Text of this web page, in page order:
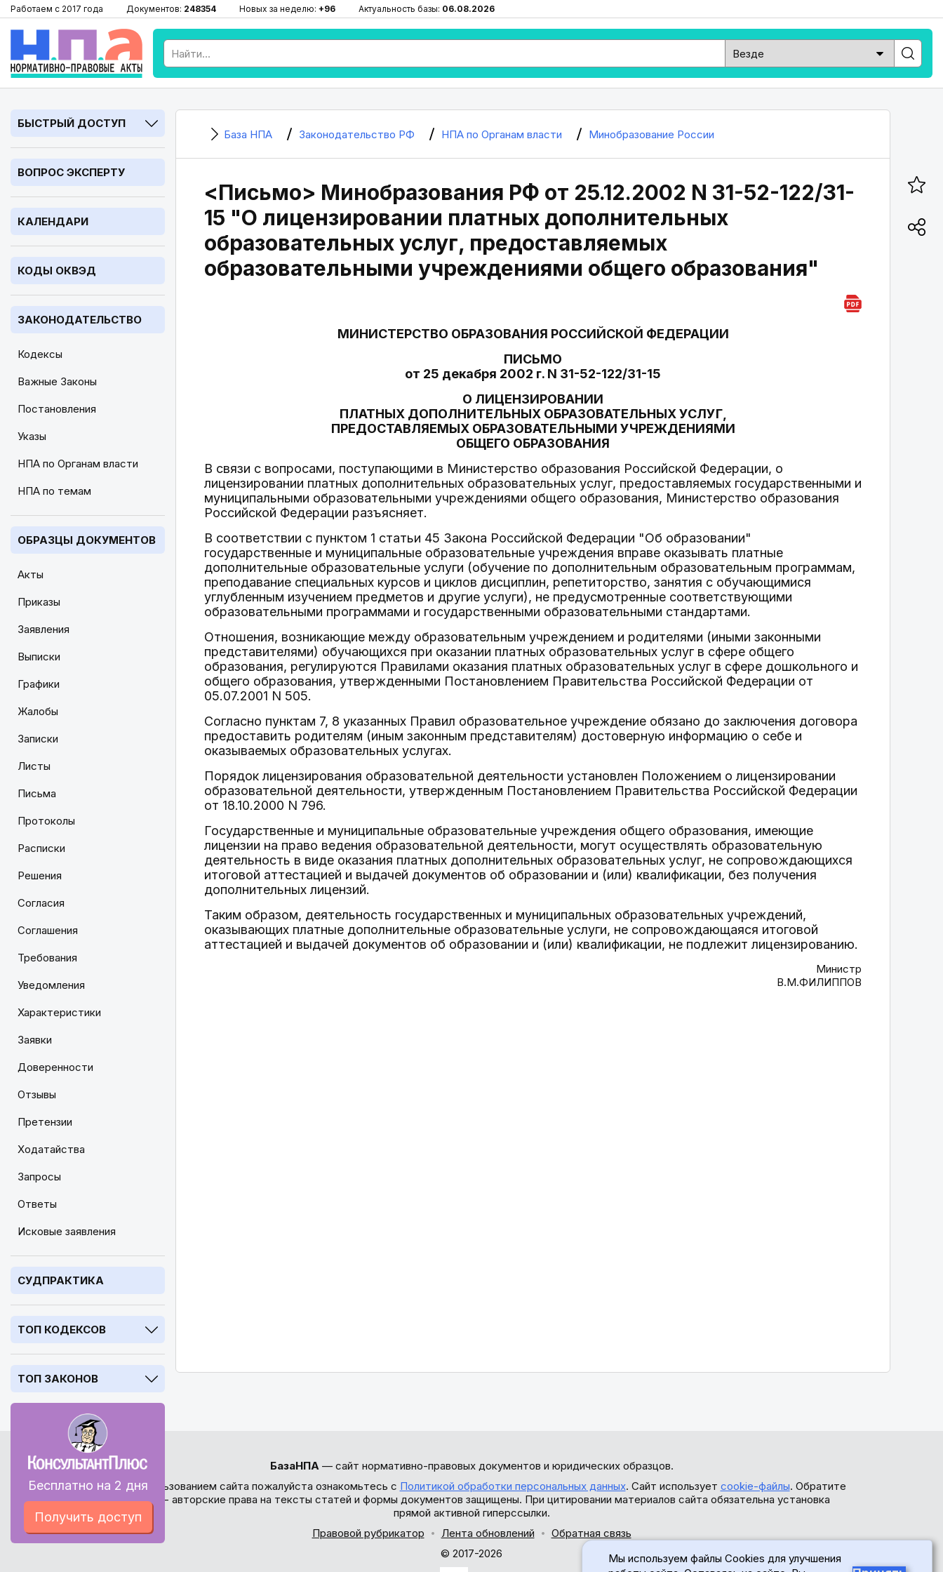
Работаем с 2017 года Документов: 248354 Новых за неделю: +96 Актуальность базы: 06.08.2026
БЫСТРЫЙ ДОСТУП
ВОПРОС ЭКСПЕРТУ
КАЛЕНДАРИ
КОДЫ ОКВЭД
ЗАКОНОДАТЕЛЬСТВО
Кодексы
Важные Законы
Постановления
Указы
НПА по Органам власти
НПА по темам
ОБРАЗЦЫ ДОКУМЕНТОВ
Акты
Приказы
Заявления
Выписки
Графики
Жалобы
Записки
Листы
Письма
Протоколы
Расписки
Решения
Согласия
Соглашения
Требования
Уведомления
Характеристики
Заявки
Доверенности
Отзывы
Претензии
Ходатайства
Запросы
Ответы
Исковые заявления
СУДПРАКТИКА
ТОП КОДЕКСОВ
ТОП ЗАКОНОВ
Бесплатно на 2 дня
Получить доступ
База НПА Законодательство РФ НПА по Органам власти Минобразование России
<Письмо> Минобразования РФ от 25.12.2002 N 31-52-122/31-
15 "О лицензировании платных дополнительных
образовательных услуг, предоставляемых
образовательными учреждениями общего образования"
МИНИСТЕРСТВО ОБРАЗОВАНИЯ РОССИЙСКОЙ ФЕДЕРАЦИИ
ПИСЬМО
от 25 декабря 2002 г. N 31-52-122/31-15
О ЛИЦЕНЗИРОВАНИИ
ПЛАТНЫХ ДОПОЛНИТЕЛЬНЫХ ОБРАЗОВАТЕЛЬНЫХ УСЛУГ,
ПРЕДОСТАВЛЯЕМЫХ ОБРАЗОВАТЕЛЬНЫМИ УЧРЕЖДЕНИЯМИ
ОБЩЕГО ОБРАЗОВАНИЯ
В связи с вопросами, поступающими в Министерство образования Российской Федерации, о
лицензировании платных дополнительных образовательных услуг, предоставляемых государственными и
муниципальными образовательными учреждениями общего образования, Министерство образования
Российской Федерации разъясняет.
В соответствии с пунктом 1 статьи 45 Закона Российской Федерации "Об образовании"
государственные и муниципальные образовательные учреждения вправе оказывать платные
дополнительные образовательные услуги (обучение по дополнительным образовательным программам,
преподавание специальных курсов и циклов дисциплин, репетиторство, занятия с обучающимися
углубленным изучением предметов и другие услуги), не предусмотренные соответствующими
образовательными программами и государственными образовательными стандартами.
Отношения, возникающие между образовательным учреждением и родителями (иными законными
представителями) обучающихся при оказании платных образовательных услуг в сфере общего
образования, регулируются Правилами оказания платных образовательных услуг в сфере дошкольного и
общего образования, утвержденными Постановлением Правительства Российской Федерации от
05.07.2001 N 505.
Согласно пунктам 7, 8 указанных Правил образовательное учреждение обязано до заключения договора
предоставить родителям (иным законным представителям) достоверную информацию о себе и
оказываемых образовательных услугах.
Порядок лицензирования образовательной деятельности установлен Положением о лицензировании
образовательной деятельности, утвержденным Постановлением Правительства Российской Федерации
от 18.10.2000 N 796.
Государственные и муниципальные образовательные учреждения общего образования, имеющие
лицензии на право ведения образовательной деятельности, могут осуществлять образовательную
деятельность в виде оказания платных дополнительных образовательных услуг, не сопровождающихся
итоговой аттестацией и выдачей документов об образовании и (или) квалификации, без получения
дополнительных лицензий.
Таким образом, деятельность государственных и муниципальных образовательных учреждений,
оказывающих платные дополнительные образовательные услуги, не сопровождающаяся итоговой
аттестацией и выдачей документов об образовании и (или) квалификации, не подлежит лицензированию.
Министр
В.М.ФИЛИППОВ
БазаНПА— сайт нормативно-правовых документов и юридических образцов.
Перед использованием сайта пожалуйста ознакомьтесь с Политикой обработки персональных данных. Сайт использует cookie-файлы. Обратите
внимание - авторские права на тексты статей и формы документов защищены. При цитировании материалов сайта обязательна установка
прямой активной гиперссылки.
Правовой рубрикатор
Лента обновлений
Обратная связь
© 2017-2026
Мы используем файлы Cookies для улучшения